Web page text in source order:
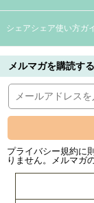
シェアシェア使い方ガ
メルマガを購読する
プライバシー規約に
りません。メルマガ